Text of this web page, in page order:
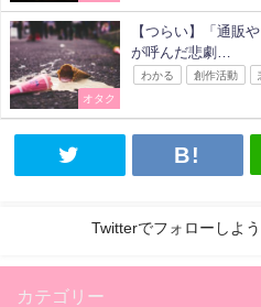
オタク
【つらい】「通販
が呼んだ悲劇…
わかる 創作活動
Twitterでフォローしよう
カテゴリー